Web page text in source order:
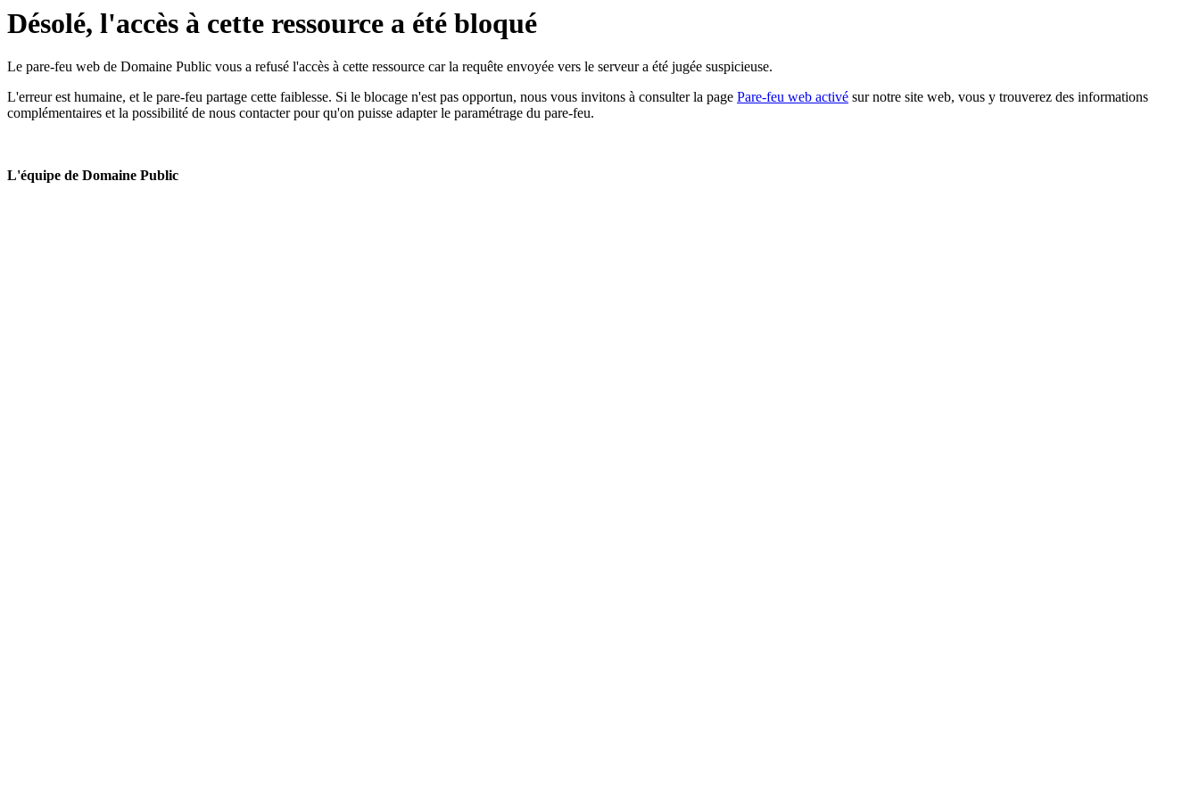
Désolé, l'accès à cette ressource a été bloqué
Le pare-feu web de Domaine Public vous a refusé l'accès à cette ressource car la requête envoyée vers le serveur a été jugée suspicieuse.
L'erreur est humaine, et le pare-feu partage cette faiblesse. Si le blocage n'est pas opportun, nous vous invitons à consulter la page Pare-feu web activé sur notre site web, vous y trouverez des informations
complémentaires et la possibilité de nous contacter pour qu'on puisse adapter le paramétrage du pare-feu.
L'équipe de Domaine Public